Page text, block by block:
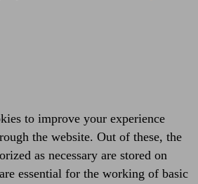
to improve your experience
the website. Out of these, the
as necessary are stored on
essential for the working of basic